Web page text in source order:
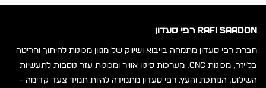
RAFI SAADON רפי סעדון
חברת רפי סעדון מתמחה בייבוא ושיווק של מגוון מכונות לחיתוך וחריטה
בלייזר, מכונות CNC, מערכות סינון אוויר ומכונות עזר נוספות לתעשיות
השילוט, המתכת והעץ. רפי סעדון מתמידה להיות תמיד צעד קדימה –